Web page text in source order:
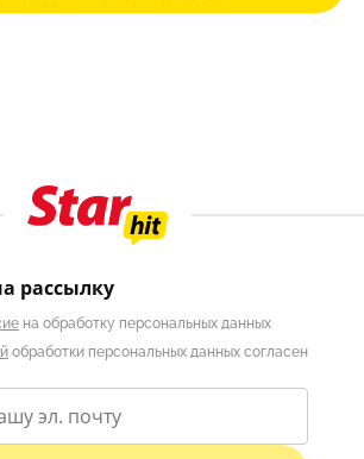
рассылку
на обработку персональных данных
обработки персональных данных согласен